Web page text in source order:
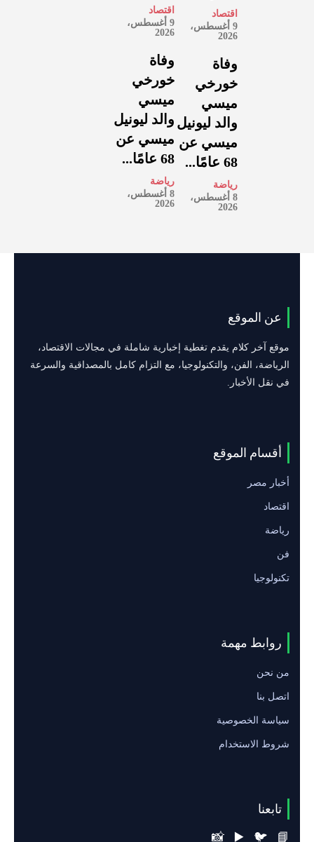
اقتصاد
9 أغسطس،
2026
وفاة
خورخي
ميسي
والد ليونيل
ميسي عن
68 عامًا...
رياضة
8 أغسطس،
2026
اقتصاد
9 أغسطس،
2026
وفاة
خورخي
ميسي
والد ليونيل
ميسي عن
68 عامًا...
رياضة
8 أغسطس،
2026
عن الموقع
موقع آخر كلام يقدم تغطية إخبارية شاملة في مجالات الاقتصاد،
الرياضة، الفن، والتكنولوجيا، مع التزام كامل بالمصداقية والسرعة
في نقل الأخبار.
أقسام الموقع
أخبار مصر
اقتصاد
رياضة
فن
تكنولوجيا
روابط مهمة
من نحن
اتصل بنا
سياسة الخصوصية
شروط الاستخدام
تابعنا
📘
🐦
▶️
📸